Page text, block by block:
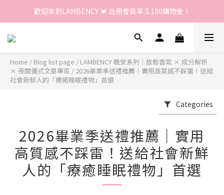
歡迎來到LAMBENCY 💓 註冊會員享＄100購物金！
歡迎來到LAMBENCY 💓 註冊會員享＄100購物金！
Home / Blog list page / LAMBENCY 晚安系列｜放鬆香氣 × 成分解析
× 夜間儀式文章專區 / 2026畢業季送禮推薦｜實用高質感不踩雷！送給
社會新鮮人的「療癒睡眠禮物」首選
Categories
2026畢業季送禮推薦｜實用
高質感不踩雷！送給社會新鮮
人的「療癒睡眠禮物」首選